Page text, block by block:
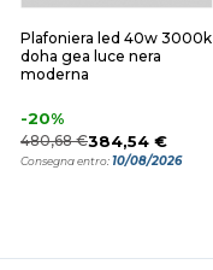
Plafoniera led 40w 3000k
doha gea luce nera
moderna
-20%
480,68 €384,54 €
Consegna entro:10/08/2026